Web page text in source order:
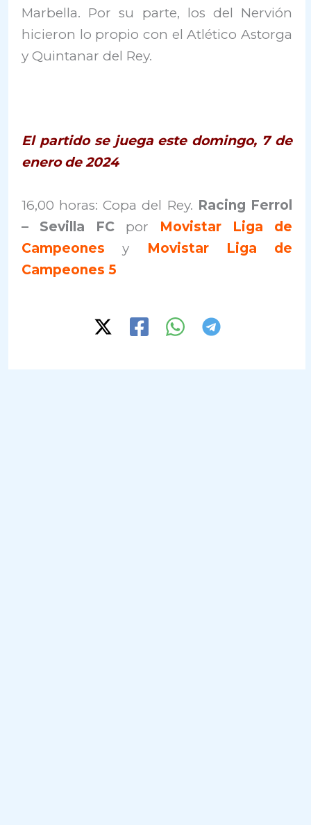
Marbella. Por su parte, los del Nervión
hicieron lo propio con el Atlético Astorga
y Quintanar del Rey.
El partido se juega este domingo, 7 de
enero de 2024
16,00 horas: Copa del Rey. Racing Ferrol
– Sevilla FC por Movistar Liga de
Campeones y
Movistar Liga de
Campeones 5